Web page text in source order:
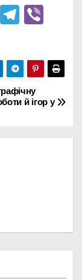
T
e
gr
a
m
Vi
er
й ігор у